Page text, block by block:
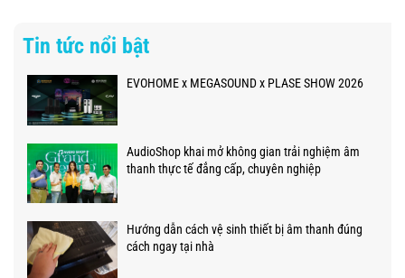
Tin tức nổi bật
EVOHOME x MEGASOUND x PLASE SHOW 2026
AudioShop khai mở không gian trải nghiệm âm
thanh thực tế đẳng cấp, chuyên nghiệp
Hướng dẫn cách vệ sinh thiết bị âm thanh đúng
cách ngay tại nhà